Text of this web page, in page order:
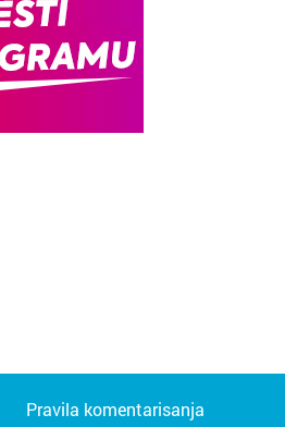
Pravila komentarisanja